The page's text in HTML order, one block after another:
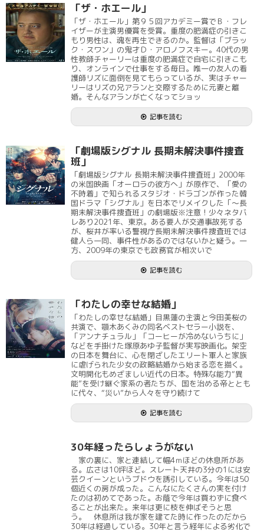
「ザ・ホエール」
「ザ・ホエール」第９５回アカデミー賞でＢ・フレ
イザーが主演男優賞を受賞。重度の肥満症の引きこ
もり男性は、魂を再生できるのか。監督は「ブラッ
ク・スワン」の鬼才Ｄ・アロノフスキー。40代の男
性教師チャーリーは重度の肥満症で自宅に引きこも
り、オンラインで仕事をする毎日。唯一の友人の看
護師リズに面倒を見てもらっているが、実はチャー
リーはリズの兄アランと交際するために元妻と離
婚。そんなアランが亡くなってショッ
記事を読む
「劇場版シグナル 長期未解決事件捜査
班」
「劇場版シグナル 長期未解決事件捜査班」2000年
の米国映画「オーロラの彼方へ」が原作で、「愛の
不時着」で知られるスタジオ・ドラゴンが作った韓
国ドラマ「シグナル」を日本でリメイクした「～長
期未解決事件捜査班」の劇場版※注意！少々ネタバ
レあり2021年、東京。ある要人が交通事故死する
が、桜井が率いる警視庁長期未解決事件捜査班では
健人ら一同、事件性があるのではないかと疑う。一
方、2009年の東京でも政務官が相次いで
記事を読む
「わたしの幸せな結婚」
「わたしの幸せな結婚」目黒蓮の主演と今田美桜の
共演で、顎木あくみの同名ベストセラー小説を、
「アンナチュラル」「コーヒーが冷めないうちに」
などを手掛けた塚原あゆ子監督が実写映画化。架空
の日本を舞台に、心を閉ざしたエリート軍人と家族
に虐げられた少女の政略結婚から始まる恋を描く。
文明開化もめざましい近代の日本。特殊な能力“異
能”を受け継ぐ家系の者たちが、国を治める帝ととも
に代々、“災い”から人々を守り続けて
記事を読む
30年経ったらしょうがない
家の裏に、家と連結して幅4ｍほどの休息所があ
る。広さは10坪ほど。スレート天井の3分の1には安
芸クイーンというブドウを誘引している。今年は50
個近くの房が成った。こんなにたくさんの実を付け
たのは初めてであった。お蔭で今年は買わずに食べ
ることが出来た。来年は更に枝を伸ばそうと思
う。 休息所は我が家を建てた時に作ったのだから
30年は経過している。30年と言う経年による劣化で